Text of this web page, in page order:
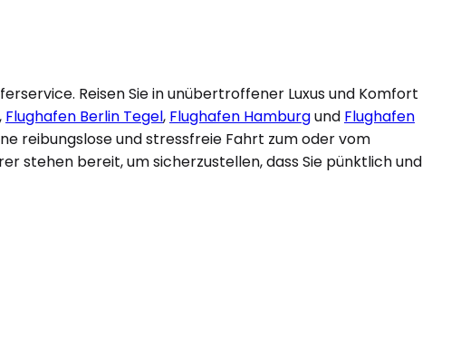
Reisen Sie in unübertroffener Luxus und Komfort
, Flughafen Berlin Tegel, Flughafen Hamburgund Flughafen
reibungslose und stressfreie Fahrt zum oder vom
stehen bereit, um sicherzustellen, dass Sie pünktlich und